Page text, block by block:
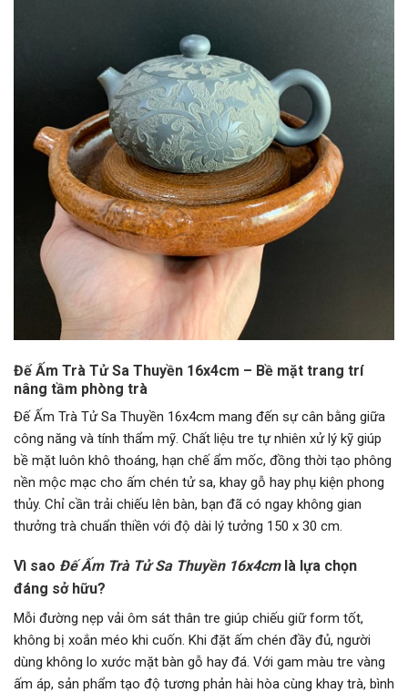
Đế Ấm Trà Tử Sa Thuyền 16x4cm – Bề mặt trang trí
nâng tầm phòng trà
Đế Ấm Trà Tử Sa Thuyền 16x4cm mang đến sự cân bằng giữa
công năng và tính thẩm mỹ. Chất liệu tre tự nhiên xử lý kỹ giúp
bề mặt luôn khô thoáng, hạn chế ẩm mốc, đồng thời tạo phông
nền mộc mạc cho ấm chén tử sa, khay gỗ hay phụ kiện phong
thủy. Chỉ cần trải chiếu lên bàn, bạn đã có ngay không gian
thưởng trà chuẩn thiền với độ dài lý tưởng 150 x 30 cm.
Vì sao Đế Ấm Trà Tử Sa Thuyền 16x4cmlà lựa chọn
đáng sở hữu?
Mỗi đường nẹp vải ôm sát thân tre giúp chiếu giữ form tốt,
không bị xoắn méo khi cuốn. Khi đặt ấm chén đầy đủ, người
dùng không lo xước mặt bàn gỗ hay đá. Với gam màu tre vàng
ấm áp, sản phẩm tạo độ tương phản hài hòa cùng khay trà, bình